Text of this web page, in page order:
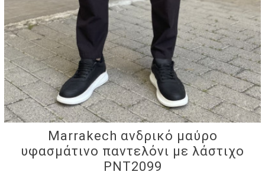
Marrakech ανδρικό μαύρο
υφασμάτινο παντελόνι με λάστιχο
PNT2099